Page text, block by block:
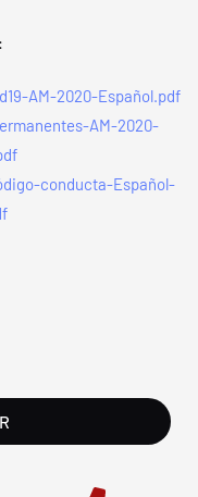
AM-2020-Español.pdf
AM-2020-
conducta-Español-